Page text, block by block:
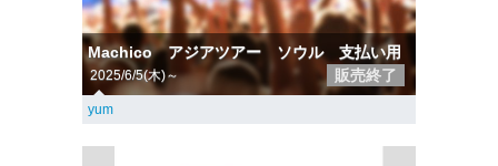
Machico アジアツアー ソウル 支払い用
2025/6/5(木)～ 販売終了
yum